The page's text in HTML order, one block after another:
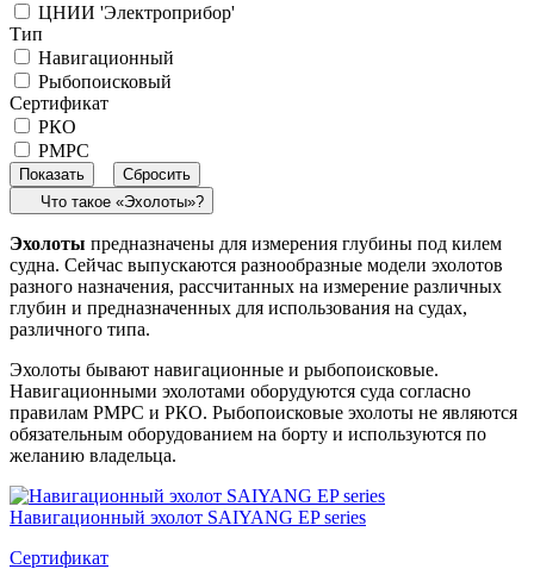
ЦНИИ 'Электроприбор'
Тип
Навигационный
Рыбопоисковый
Сертификат
РКО
РМРС
Что такое «Эхолоты»?
Эхолоты предназначены для измерения глубины под килем
судна. Сейчас выпускаются разнообразные модели эхолотов
разного назначения, рассчитанных на измерение различных
глубин и предназначенных для использования на судах,
различного типа.
Эхолоты бывают навигационные и рыбопоисковые.
Навигационными эхолотами оборудуются суда согласно
правилам РМРС и РКО. Рыбопоисковые эхолоты не являются
обязательным оборудованием на борту и используются по
желанию владельца.
Навигационный эхолот SAIYANG EP series
Сертификат